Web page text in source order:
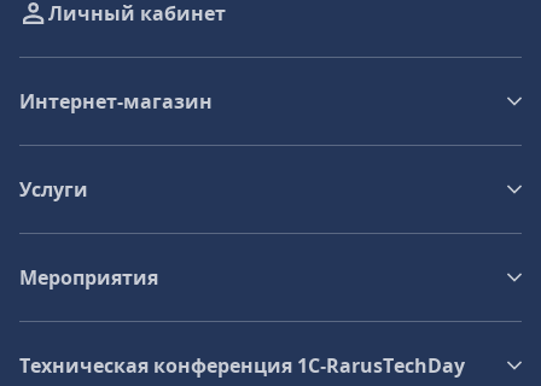
Личный кабинет
Интернет-магазин
Услуги
Мероприятия
Техническая конференция 1C‑RarusTechDay